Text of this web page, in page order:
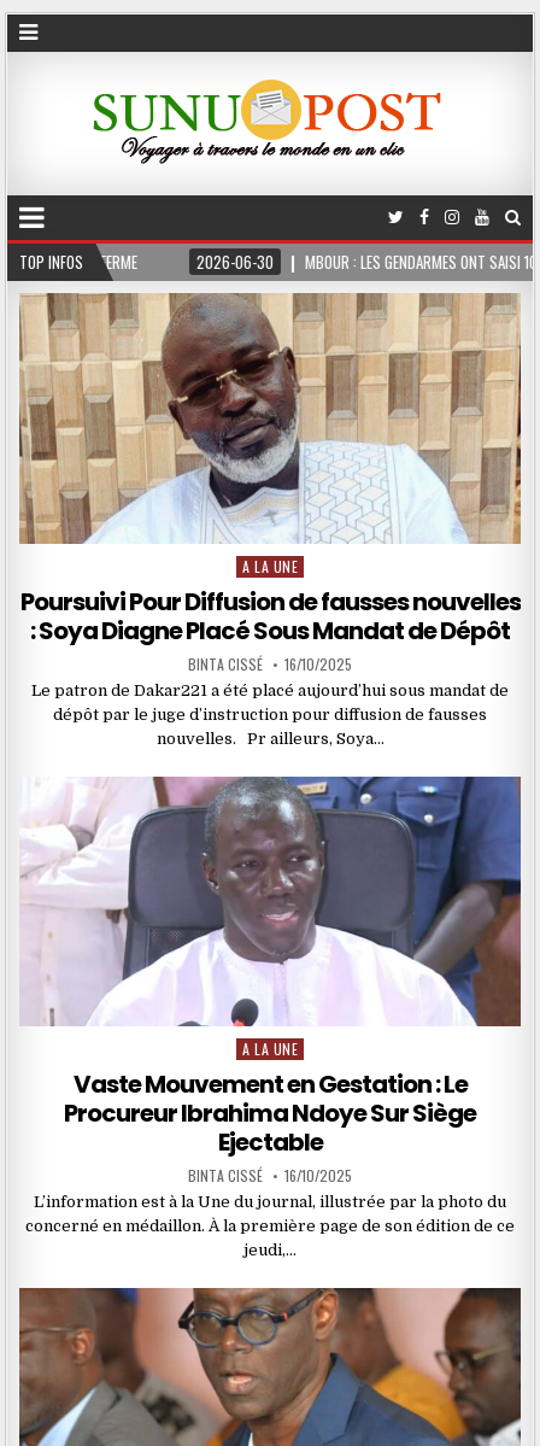
TOP INFOS
FERME 2026-06-30 MBOUR : LES GENDARMES ONT SAISI 10 KG DE
Posted
A LA UNE
Poursuivi Pour Diffusion de fausses nouvelles
: Soya Diagne Placé Sous Mandat de Dépôt
BINTA CISSÉ 16/10/2025
Le patron de Dakar221 a été placé aujourd’hui sous mandat de
dépôt par le juge d’instruction pour diffusion de fausses
nouvelles. Pr ailleurs, Soya…
Posted
A LA UNE
Vaste Mouvement en Gestation : Le
Procureur Ibrahima Ndoye Sur Siège
Ejectable
BINTA CISSÉ 16/10/2025
L’information est à la Une du journal, illustrée par la photo du
concerné en médaillon. À la première page de son édition de ce
jeudi,…